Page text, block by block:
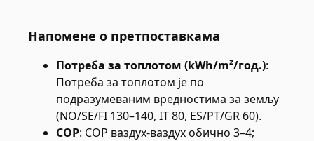
Напомене о претпоставкама
Потреба за топлотом (kWh/m²/год.):
Потреба за топлотом је по
подразумеваним вредностима за земљу
(NO/SE/FI 130–140, IT 80, ES/PT/GR 60).
COP: COP ваздух-ваздух обично 3–4;